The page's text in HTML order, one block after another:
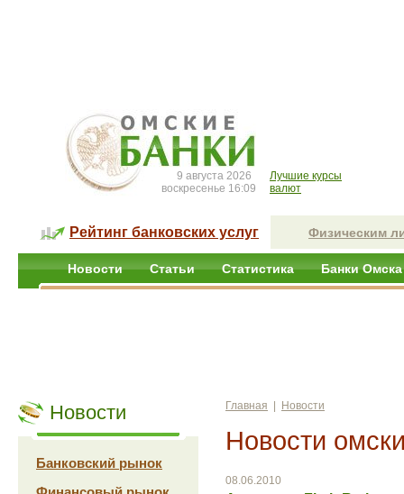
9 августа 2026
воскресенье 16:09
Лучшие курсы
валют
Рейтинг банковских услуг Физическим
Новости Статьи Статистика Банки Омска
Новости
Банковский рынок
Главная Новости
Новости
08.06.2010